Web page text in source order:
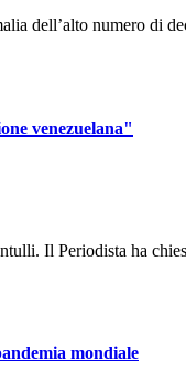
dell’alto numero di
venezuelana"
Il Periodista ha
mondiale